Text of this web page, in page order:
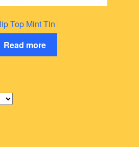
Top Mint Tin
Read more